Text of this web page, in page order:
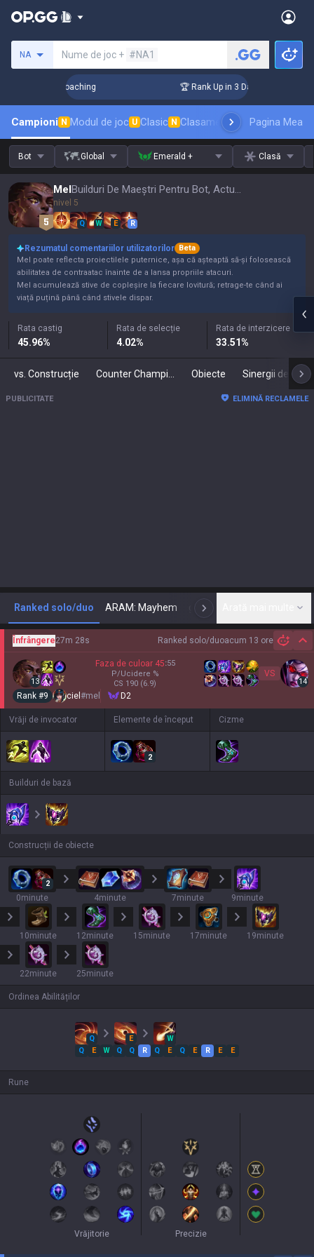
NA Nume de joc + #NA1
Challenger Coaching 🏆 Rank Up in 3 Days! Challenger
Campioni N Modul de joc U Clasic N Clasament skinuriPagina Mea
Bot Global Emerald + Clasă
Mel Builduri De Maeștri Pentru Bot, Actualizare 16.15
nivel 5
Q W E R
Rezumatul comentariilor utilizatorilor Beta
Mel poate reflecta proiectilele puternice, așa că așteaptă să-și folosească
abilitatea de contraatac înainte de a lansa propriile atacuri.
Mel acumulează stive de copleșire la fiecare lovitură; retrage-te când ai
viață puțină până când stivele dispar.
Rata castig
45.96%
Rata de selecție
4.02%
Rata de interzicere
33.51%
vs. Construcție Obiecte
PUBLICITATE ELIMINĂ RECLAMELE
Ranked solo/duo ARAM: Mayhem
Ranked solo/duoacum 13 ore
Înfrângere27m 28s
13
Faza de culoar 45:55
P/Ucidere %
CS 190 (6.9)
VS
14
Rank #9 ciel #mel D2
Vrăji de invocator Elemente de început
2
Cizme
Builduri de bază
Construcții de obiecte
2
0minute 4minute 7minute 9minute
10minute 12minute 15minute 17minute 19minute
22minute 25minute
Ordinea Abilităților
Q E
W
Q
E W Q Q R Q E Q E R E E
Rune
Vrăjitorie Precizie